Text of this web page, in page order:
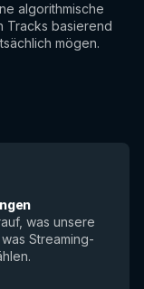
algorithmische
Tracks basierend
mögen.
was unsere
Streaming-